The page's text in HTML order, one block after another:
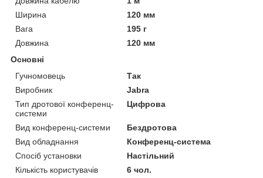
Ширина
120 мм
Вага
195 г
Довжина
120 мм
Основні
Гучномовець
Так
Виробник
Jabra
Тип дротової конференц-
системи
Цифрова
Вид конференц-системи
Бездротова
Вид обладнання
Конференц-система
Спосіб установки
Настільний
Кількість користувачів
6 чол.